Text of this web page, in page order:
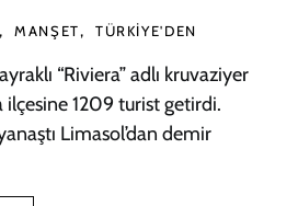
MANŞET TÜRKIYE'DEN
“Riviera” adlı kruvaziyer
ilçesine 1209 turist getirdi.
Limasol’dan demir